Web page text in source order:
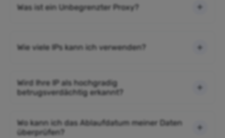
Was ist ein Unbegrenzter Proxy?
Wie viele IPs kann ich verwenden?
Wird Ihre IP als hochgradig
betrugsverdächtig erkannt?
Wo kann ich das Ablaufdatum meiner Daten
überprüfen?